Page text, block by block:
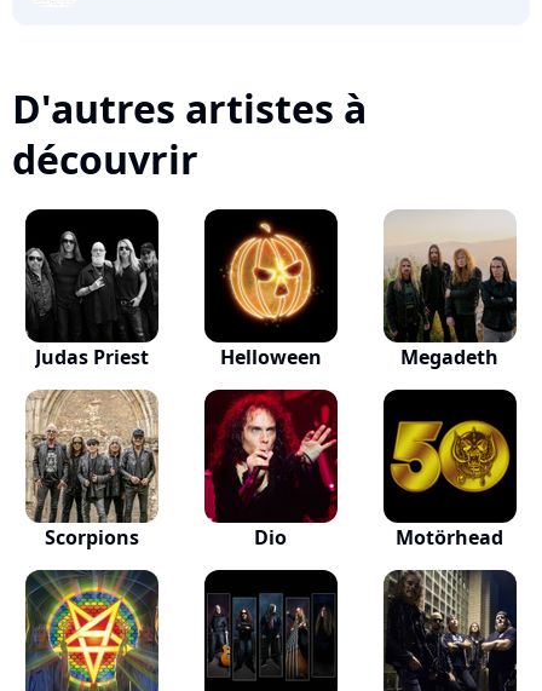
D'autres artistes à
découvrir
Judas Priest Helloween Megadeth
Scorpions Dio Motörhead